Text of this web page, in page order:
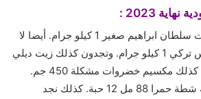
نهاية 2023 :
تجدون ضمن التخفيضات سلطان ابراهيم صغير 1 كيلو جرام. أيضا لا
ننسى كذلك سمك دنيس تركي 1 كيلو جرام. وتجدون كذلك زيت ديلي
فريش 5 لتر. كما ولدينا كذلك مكسيم خضروات مشكلة 450 جم.
ويوجد هنا كذلك المدينة شطة حمرا 88 مل 12 حبة. كذلك نجد